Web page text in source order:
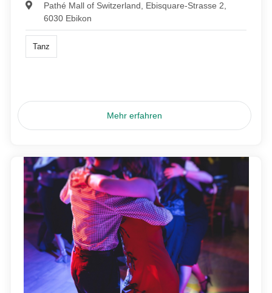
Pathé Mall of Switzerland, Ebisquare-Strasse 2,
6030 Ebikon
Tanz
Mehr erfahren